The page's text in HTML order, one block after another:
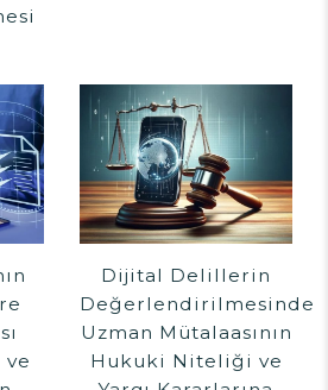
Dijital Delillerin
Değerlendirilmesinde
Uzman Mütalaasının
Hukuki Niteliği ve